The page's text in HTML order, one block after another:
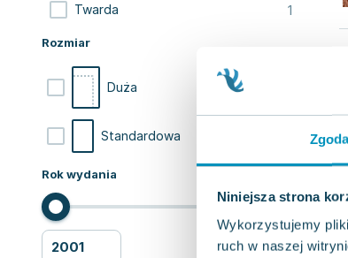
Niniejsza strona
Wykorzystujemy
ruch w naszej
Twarda 1
Rozmiar
Duża
Standardowa
Rok wydania